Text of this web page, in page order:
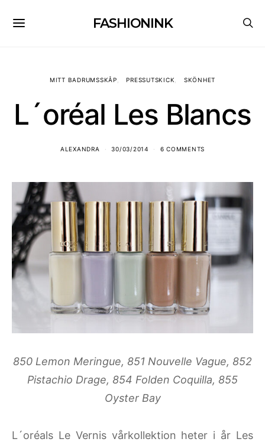
FASHIONINK
MITT BADRUMSSKÅP PRESSUTSKICK SKÖNHET
L´oréal Les Blancs
ALEXANDRA 30/03/2014 6 COMMENTS
850 Lemon Meringue, 851 Nouvelle Vague, 852
Pistachio Drage, 854 Folden Coquilla, 855
Oyster Bay
L´oréals Le Vernis vårkollektion heter i år Les